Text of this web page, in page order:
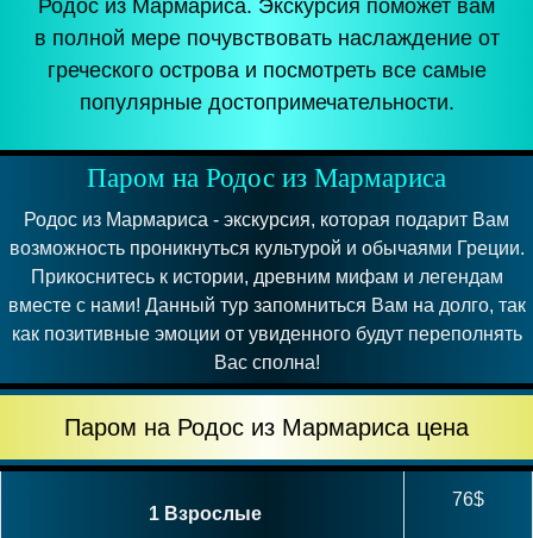
Родос из Мармариса. Экскурсия поможет вам
в полной мере почувствовать наслаждение от
греческого острова и посмотреть все самые
популярные достопримечательности.
Паром на Родос из Мармариса
Родос из Мармариса - экскурсия, которая подарит Вам
возможность проникнуться культурой и обычаями Греции.
Прикоснитесь к истории, древним мифам и легендам
вместе с нами! Данный тур запомниться Вам на долго, так
как позитивные эмоции от увиденного будут переполнять
Вас сполна!
Паром на Родос из Мармариса цена
1 Взрослые
76$